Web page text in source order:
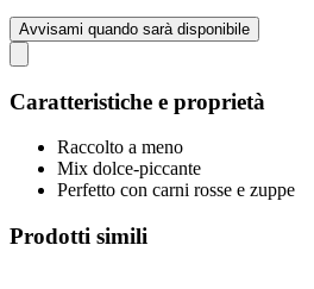
Avvisami quando sarà disponibile
Caratteristiche e proprietà
Raccolto a meno
Mix dolce-piccante
Perfetto con carni rosse e zuppe
Prodotti simili